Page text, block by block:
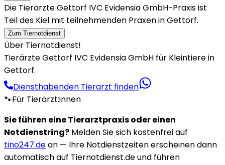
Die Tierärzte Gettorf IVC Evidensia GmbH-Praxis ist
Teil des Kiel mit teilnehmenden Praxen in Gettorf.
Zum Tiernotdienst
Über Tiernotdienst!
Tierärzte Gettorf IVC Evidensia GmbH für Kleintiere in
Gettorf.
Diensthabenden Tierarzt finden
🐾Für Tierärzt:innen
Sie führen eine Tierarztpraxis oder einen
Notdienstring? Melden Sie sich kostenfrei auf
tino247.dean — Ihre Notdienstzeiten erscheinen dann
automatisch auf Tiernotdienst.de und führen